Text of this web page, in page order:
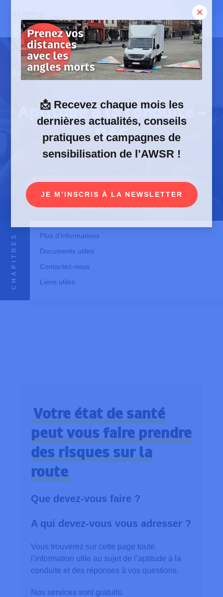
content
Offres et services
Aptitude à la conduite – DAC
Aptitude à la conduite –
DAC
Votre état de santé
peut vous faire prendre
des risques sur la
route
Que devez-vous faire ?
A qui devez-vous vous adresser ?
Vous trouverez sur cette page toute
l’information utile au sujet de l’aptitude à la
conduite et des réponses à vos questions.
Nos services sont gratuits.
CHAPITRES
Plus d’informations
Documents utiles
Contactez-nous
Liens utiles
📩 Recevez chaque mois les
dernières actualités, conseils
pratiques et campagnes de
sensibilisation de l’AWSR !
JE M’INSCRIS À LA NEWSLETTER